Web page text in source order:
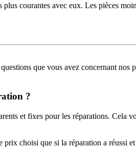
plus courantes avec eux. Les pièces
que vous avez concernant nos
?
et fixes pour les réparations. Cela
prix choisi que si la réparation a réussi